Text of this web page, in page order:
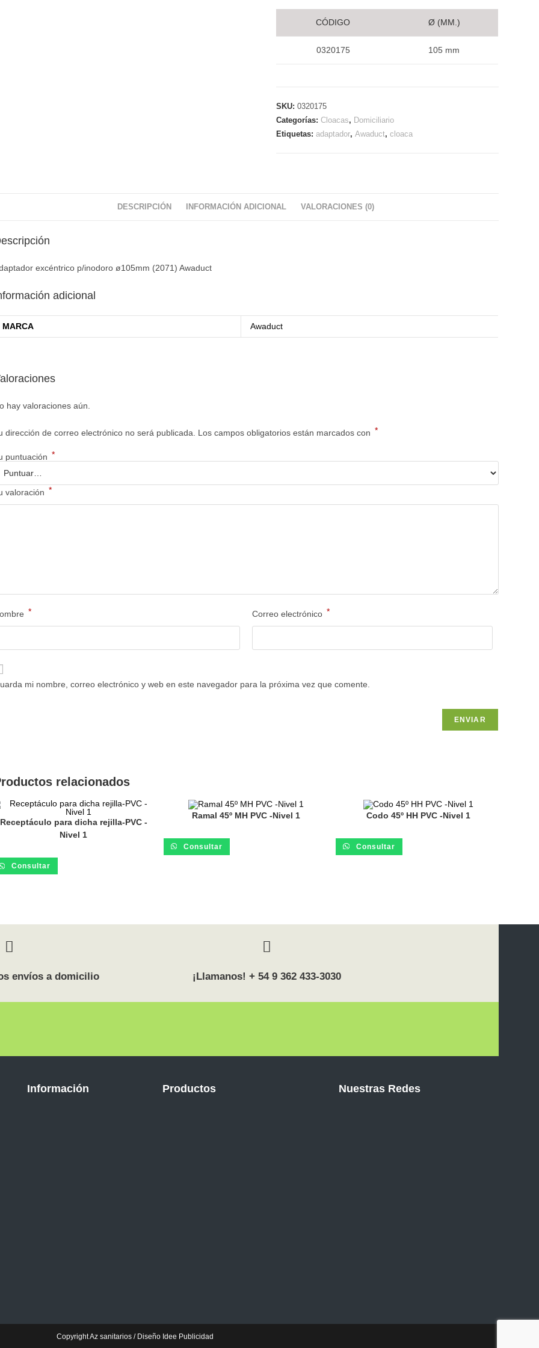
CÓDIGO Ø (MM.)
0320175 105 mm
SKU:0320175
Categorías:Cloacas, Domiciliario
Etiquetas:adaptador,Awaduct,cloaca
DESCRIPCIÓN INFORMACIÓN ADICIONAL VALORACIONES (0)
excéntrico p/inodoro ø105mm (2071) Awaduct
adicional
MARCA Awaduct
hay valoraciones aún.
dirección de correo electrónico no será publicada. Los campos obligatorios están marcados con *
puntuación *
valoración *
* Correo electrónico *
mi nombre, correo electrónico y web en este navegador para la próxima vez que comente.
relacionados
Receptáculo para dicha rejilla-PVC -
Nivel 1
Consultar
Ramal 45º MH PVC -Nivel 1
Consultar
Codo 45º HH PVC -Nivel 1
Consultar
envíos a domicilio ¡Llamanos! + 54 9 362 433-3030
Información Productos Nuestras Redes
Copyright Az sanitarios / Diseño Idee Publicidad